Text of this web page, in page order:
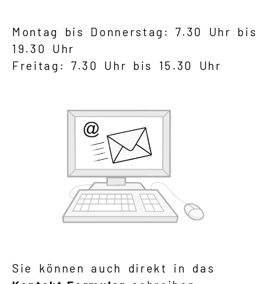
Montag bis Donnerstag: 7.30 Uhr bis
19.30 Uhr
Freitag: 7.30 Uhr bis 15.30 Uhr
Sie können auch direkt in das